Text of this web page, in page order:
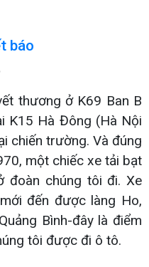
báo
thương ở K69 Ban B
K15 Hà Đông (Hà Nội
chiến trường. Và đúng
một chiếc xe tải bạt
đoàn chúng tôi đi. Xe
đến được làng Ho,
Bình-đây là điểm
tôi được đi ô tô.